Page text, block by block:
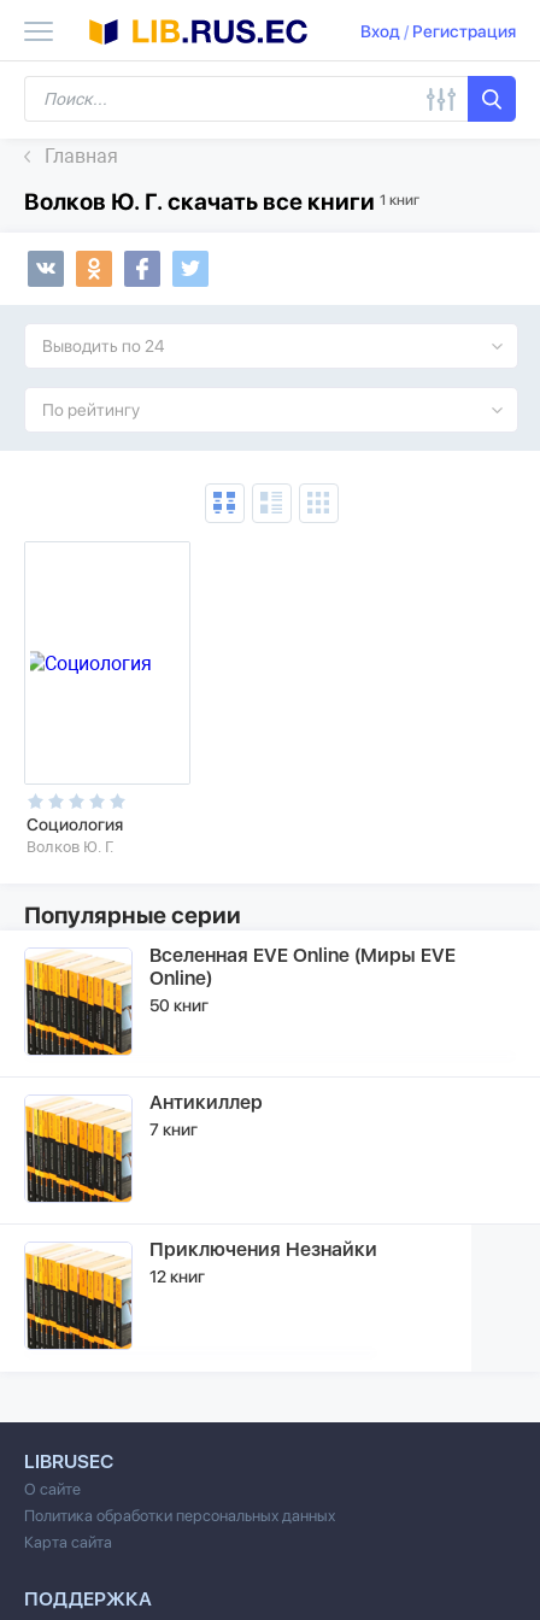
Вход/ Регистрация
Главная
Волков Ю. Г. скачать все книги 1 книг
Выводить по 24
По рейтингу
Социология
Волков Ю. Г.
Популярные серии
Вселенная EVE Online (Миры EVE
Online)
50 книг
Антикиллер
7 книг
Приключения Незнайки
12 книг
LIBRUSEC
О сайте
Политика обработки персональных данных
Карта сайта
ПОДДЕРЖКА